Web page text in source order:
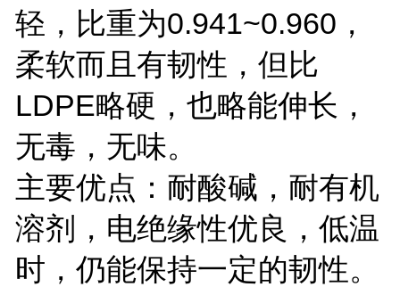
轻，比重为0.941~0.960，
柔软而且有韧性，但比
LDPE略硬，也略能伸长，
无毒，无味。
主要优点：耐酸碱，耐有机
溶剂，电绝缘性优良，低温
时，仍能保持一定的韧性。